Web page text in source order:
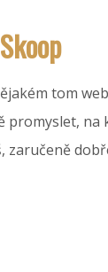
Skoop
tom
promyslet, na
zaručeně